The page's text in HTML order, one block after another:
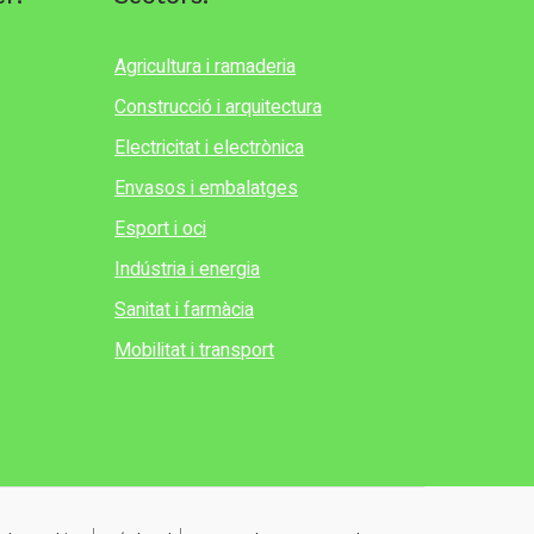
Agricultura i ramaderia
Construcció i arquitectura
Electricitat i electrònica
Envasos i embalatges
Esport i oci
Indústria i energia
Sanitat i farmàcia
Mobilitat i transport